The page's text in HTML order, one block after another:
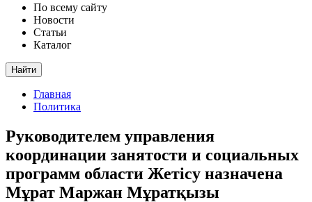
По всему сайту
Новости
Статьи
Каталог
Найти
Главная
Политика
Руководителем управления
координации занятости и социальных
программ области Жетісу назначена
Мұрат Маржан Мұратқызы